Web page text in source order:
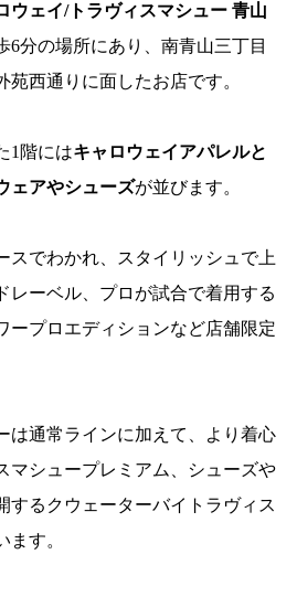
ウェイ/トラヴィスマシュー 青山
6分の場所にあり、南青山三丁目
西通りに面したお店です。
1階にはキャロウェイアパレルと
ェアやシューズが並びます。
スでわかれ、スタイリッシュで上
レーベル、プロが試合で着用する
ープロエディションなど店舗限定
は通常ラインに加えて、より着心
マシュープレミアム、シューズや
するクウェーターバイトラヴィス
ます。